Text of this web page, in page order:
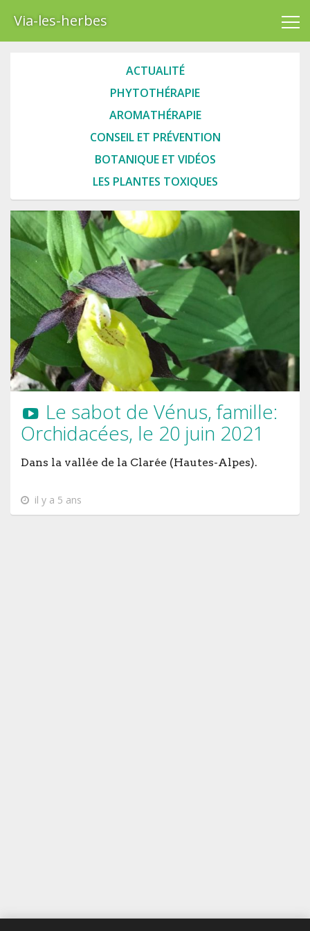
Via-les-herbes
ACTUALITÉ
PHYTOTHÉRAPIE
AROMATHÉRAPIE
CONSEIL ET PRÉVENTION
BOTANIQUE ET VIDÉOS
LES PLANTES TOXIQUES
Le sabot de Vénus, famille:
Orchidacées, le 20 juin 2021
Dans la vallée de la Clarée (Hautes-Alpes).
il y a 5 ans